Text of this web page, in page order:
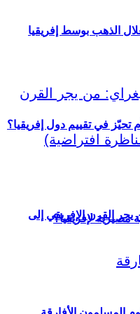
يجر القرن الإفريقي إلى
الذهب بوسط إفريقيا
تحيّز في تقييم دول إفريقيا؟
مصيرية لإفريقيا؟